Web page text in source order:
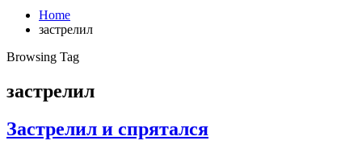
Home
застрелил
Browsing Tag
застрелил
Застрелил и спрятался